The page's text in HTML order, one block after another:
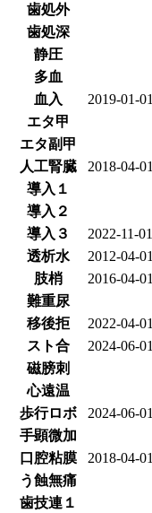
歯処外
歯処深
静圧
多血
血入
2019-01-01
エタ甲
エタ副甲
人工腎臓
2018-04-01
導入１
導入２
導入３
2022-11-01
透析水
2012-04-01
肢梢
2016-04-01
難重尿
移後拒
2022-04-01
スト合
2024-06-01
磁膀刺
心遠温
歩行ロボ
2024-06-01
手顕微加
口腔粘膜
2018-04-01
う蝕無痛
歯技連１